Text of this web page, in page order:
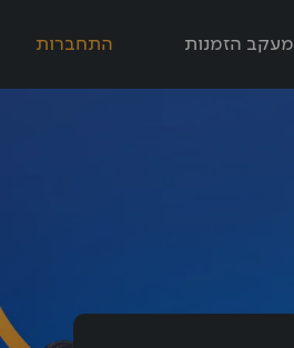
מעקב הזמנות התחברות